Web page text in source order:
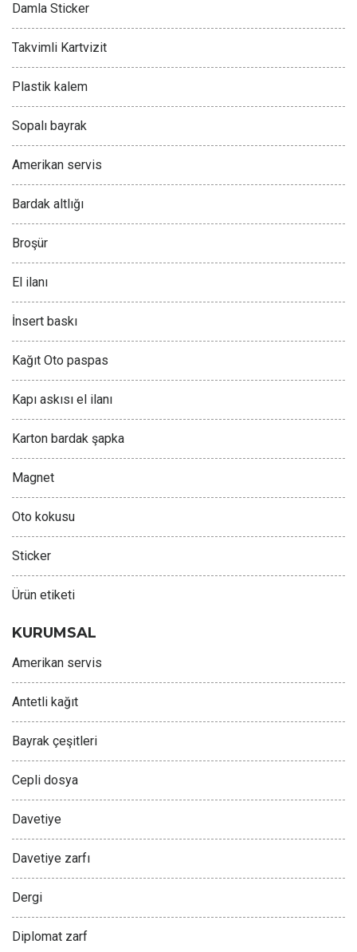
Damla Sticker
Takvimli Kartvizit
Plastik kalem
Sopalı bayrak
Amerikan servis
Bardak altlığı
Broşür
El ilanı
İnsert baskı
Kağıt Oto paspas
Kapı askısı el ilanı
Karton bardak şapka
Magnet
Oto kokusu
Sticker
Ürün etiketi
KURUMSAL
Amerikan servis
Antetli kağıt
Bayrak çeşitleri
Cepli dosya
Davetiye
Davetiye zarfı
Dergi
Diplomat zarf